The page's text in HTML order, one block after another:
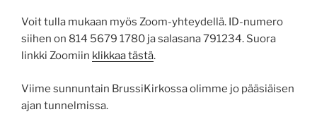
Voit tulla mukaan myös Zoom-yhteydellä. ID-numero
siihen on 814 5679 1780 ja salasana 791234. Suora
linkki Zoomiin klikkaa tästä.
Viime sunnuntain BrussiKirkossa olimme jo pääsiäisen
ajan tunnelmissa.